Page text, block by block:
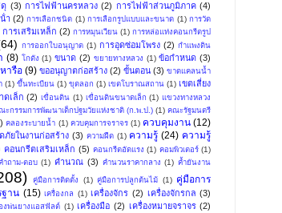
(3) การไฟฟ้านครหลวง (2) การไฟฟ้าส่วนภูมิภาค (4)
า (2) การเลือกชนิด (1) การเลือกรูปแบบและขนาด (1) การวัด
การเสริมเหล็ก (2) การหมุนเวียน (1) การหล่อแท่งคอนกรีตรูป
การออกใบอนุญาต (1) การอุดซ่อมโพรง (2) กำแพงดิน
(8) โกดัง (1) ขนาด (2) ขยายทางหลวง (1) ข้อกำหนด (3)
ารือ (9) ขออนุญาตก่อสร้าง (2) ขั้นตอน (3) ขาดแคลนน้ำ
(1) ขึ้นทะเบียน (1) ขุดลอก (1) เขตโบราณสถาน (1) เขตเสี่ยง
ดเล็ก (2) เขื่อนดิน (1) เขื่อนดินขนาดเล็ก (1) แขวงทางหลวง
ะกรรมการพัฒนาเด็กปฐมวัยแห่งชาติ (ก.พ.ป.) (1) คณะรัฐมนตรี
คลองระบายน้ำ (1) ควบคุมการจราจร (1) ควบคุมงาน (12)
ภัยในงานก่อสร้าง (3) ความฝืด (1) ความรู้ (24) ความรู้
คอนกรีตเสริมเหล็ก (5) คอนกรีตอัดแรง (1) คอมพิวเตอร์ (1)
ำถาม-ตอบ (1) คำนวณ (3) คำนวนราคากลาง (1) ค้ำยันงาน
คู่มือการติดตั้ง (1) คู่มือการปลูกต้นไม้ (1) คู่มือการ
าน (15) เครื่องกล (1) เครื่องจักร (2) เครื่องจักรกล (3)
งพ่นยางแอสฟัลต์ (1) เครื่องมือ (2) เครื่องหมายจราจร (2)